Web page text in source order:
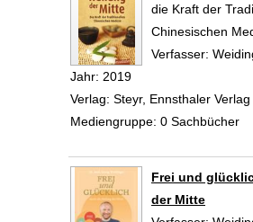
die Kraft der
Chinesischen
Verfasser:
Jahr: 2019
Verlag: Steyr, Ennsthaler Verlag
Mediengruppe: 0 Sachbücher
Frei und
der Mitte